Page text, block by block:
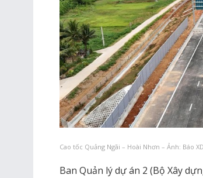
Cao tốc Quảng Ngãi – Hoài Nhơn – Ảnh: Báo XD
Ban Quản lý dự án 2 (Bộ Xây